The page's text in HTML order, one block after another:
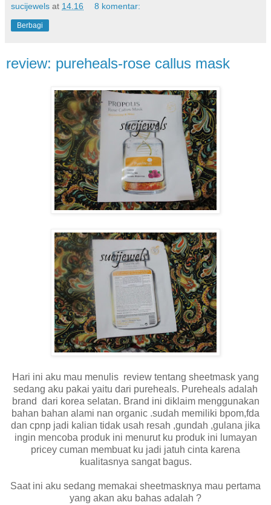
sucijewels at 14.16 8 komentar:
Berbagi
review: pureheals-rose callus mask
Hari ini aku mau menulis review tentang sheetmask yang
sedang aku pakai yaitu dari pureheals. Pureheals adalah
brand dari korea selatan. Brand ini diklaim menggunakan
bahan bahan alami nan organic .sudah memiliki bpom,fda
dan cpnp jadi kalian tidak usah resah ,gundah ,gulana jika
ingin mencoba produk ini menurut ku produk ini lumayan
pricey cuman membuat ku jadi jatuh cinta karena
kualitasnya sangat bagus.
Saat ini aku sedang memakai sheetmasknya mau pertama
yang akan aku bahas adalah ?